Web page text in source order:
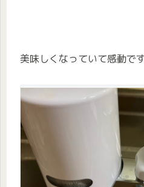
美味しくなっていて感動です